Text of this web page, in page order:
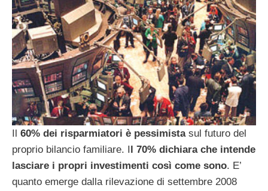
Il 60% dei risparmiatori è pessimistasul futuro del
proprio bilancio familiare. Il 70% dichiara che intende
lasciare i propri investimenti così come sono. E’
quanto emerge dalla rilevazione di settembre 2008